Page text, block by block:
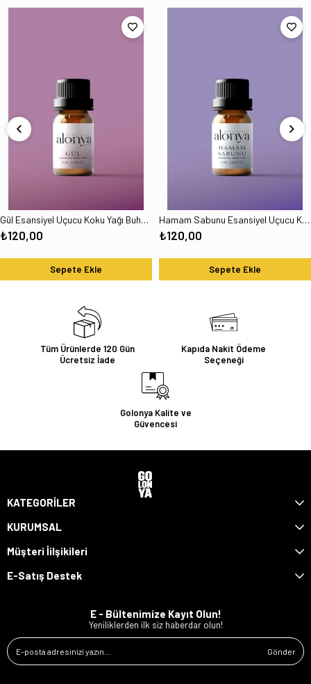
Gül Esansiyel Uçucu Koku Yağı Buhurdanlık Esansı Oda Kokusu ve Aromaterapi Yağı 10 ML
₺120,00
Sepete Ekle
Hamam Sabunu Esansiyel Uçucu Koku Yağı Buhurdanlık Esansı Oda Kokusu Aromaterapi Yağı 10 ML
₺120,00
Sepete Ekle
Tüm Ürünlerde 120 Gün
Ücretsiz İade
Kapıda Nakit Ödeme
Seçeneği
Golonya Kalite ve
Güvencesi
KATEGORİLER
KURUMSAL
Müşteri İilşikileri
E-Satış Destek
E - Bültenimize Kayıt Olun!
Yeniliklerden ilk siz haberdar olun!
Gönder